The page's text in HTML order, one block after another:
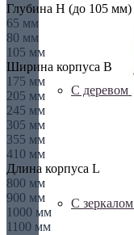
С деревом
С зеркалом
Глубина H (до 105 мм)
65 мм
80 мм
105 мм
Ширина корпуса B
175 мм
205 мм
245 мм
305 мм
355 мм
410 мм
Длина корпуса L
800 мм
900 мм
1000 мм
1100 мм